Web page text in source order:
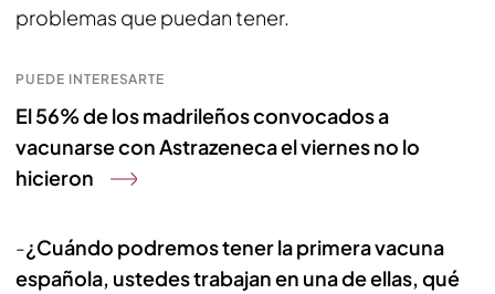
problemas que puedan tener.
PUEDE INTERESARTE
El 56% de los madrileños convocados a
vacunarse con Astrazeneca el viernes no lo
hicieron
-¿Cuándo podremos tener la primera vacuna
española, ustedes trabajan en una de ellas, qué